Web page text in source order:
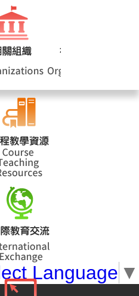
Language ▼